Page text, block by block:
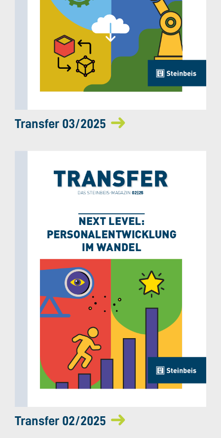
Transfer 03/2025
Transfer 02/2025